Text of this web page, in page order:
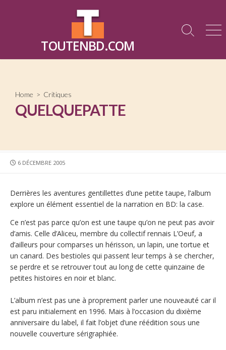
TOUTENBD.COM
Search
Home > Critiques
QUELQUEPATTE
PUBLISHED
6 DÉCEMBRE 2005
Derrières les aventures gentillettes d’une petite taupe, l’album
explore un élément essentiel de la narration en BD: la case.
Ce n’est pas parce qu’on est une taupe qu’on ne peut pas avoir
d’amis. Celle d’Aliceu, membre du collectif rennais L’Oeuf, a
d’ailleurs pour comparses un hérisson, un lapin, une tortue et
un canard. Des bestioles qui passent leur temps à se chercher,
se perdre et se retrouver tout au long de cette quinzaine de
petites histoires en noir et blanc.
L’album n’est pas une à proprement parler une nouveauté car il
est paru initialement en 1996. Mais à l’occasion du dixième
anniversaire du label, il fait l’objet d’une réédition sous une
nouvelle couverture sérigraphiée.